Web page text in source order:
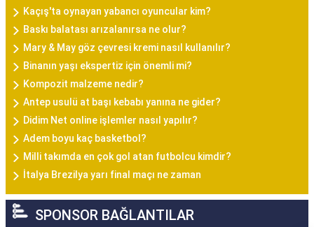
Kaçış'ta oynayan yabancı oyuncular kim?
Baskı balatası arızalanırsa ne olur?
Mary & May göz çevresi kremi nasıl kullanılır?
Binanın yaşı ekspertiz için önemli mi?
Kompozit malzeme nedir?
Antep usulü at başı kebabı yanına ne gider?
Didim Net online işlemler nasıl yapılır?
Adem boyu kaç basketbol?
Milli takımda en çok gol atan futbolcu kimdir?
İtalya Brezilya yarı final maçı ne zaman
SPONSOR BAĞLANTILAR